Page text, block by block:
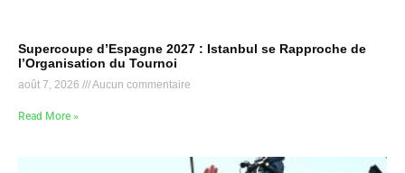
Supercoupe d’Espagne 2027 : Istanbul se Rapproche de
l’Organisation du Tournoi
août 7, 2026 Aucun commentaire
Read More »